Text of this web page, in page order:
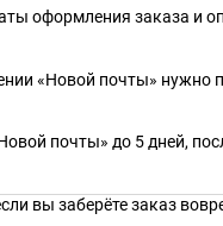
оформления заказа и
«Новой почты» нужно
почты» до 5 дней,
вы заберёте заказ